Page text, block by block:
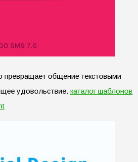
превращает общение текстовыми
удовольствие. каталог шаблонов